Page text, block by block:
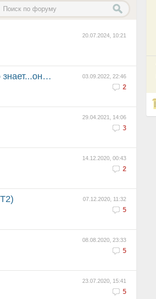
20.07.2024, 10:21
03.09.2022, 22:46
2
29.04.2021, 14:06
3
14.12.2020, 00:43
2
07.12.2020, 11:32
5
08.08.2020, 23:33
5
23.07.2020, 15:41
5